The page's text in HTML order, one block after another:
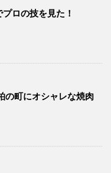
ロの技を見た！
の町にオシャレな焼肉